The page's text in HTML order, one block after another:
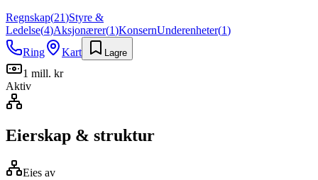
Regnskap(21)Styre &
Ledelse(4)Aksjonærer(1)KonsernUnderenheter(1)
Ring
Kart Lagre
1 mill. kr
Aktiv
Eierskap & struktur
Eies av